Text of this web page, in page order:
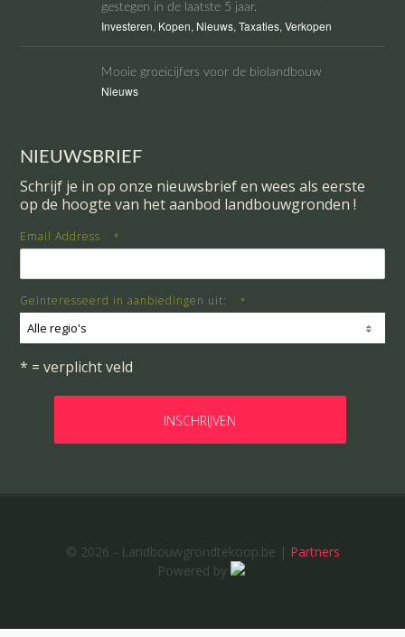
gestegen in de laatste 5 jaar.
Investeren, Kopen, Nieuws,Taxaties,Verkopen
Mooie groeicijfers voor de biolandbouw
Nieuws
NIEUWSBRIEF
Schrijf je in op onze nieuwsbrief en wees als eerste
op de hoogte van het aanbod landbouwgronden !
Email Address *
Geïnteresseerd in aanbiedingen uit: *
Alle regio's
* = verplicht veld
© 2026 - Landbouwgrondtekoop.be | Partners
Powered by